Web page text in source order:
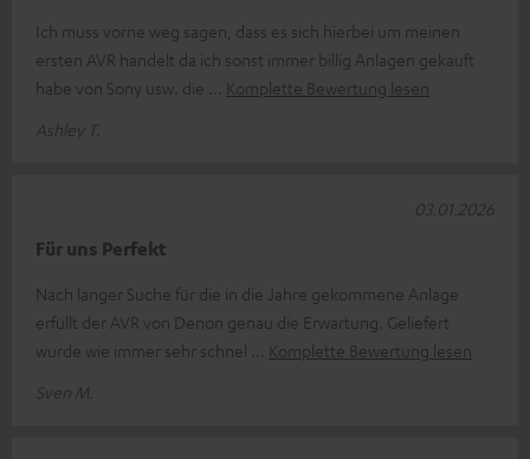
Ich muss vorne weg sagen, dass es sich hierbei um meinen
ersten AVR handelt da ich sonst immer billig Anlagen gekauft
habe von Sony usw. die
Komplette Bewertung lesen
Ashley T.
Für uns Perfekt
Nach langer Suche für die in die Jahre gekommene Anlage
erfüllt der AVR von Denon genau die Erwartung. Geliefert
wurde wie immer sehr schnel
Komplette Bewertung lesen
Sven M.
03.01.2026